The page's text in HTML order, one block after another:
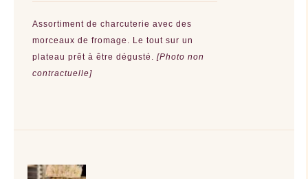
Assortiment de charcuterie avec des
morceaux de fromage.
Le tout sur un
plateau prêt à être dégusté.[Photo non
contractuelle]
AJOUTER